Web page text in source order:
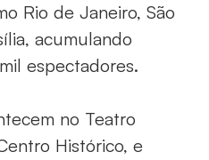
Rio de Janeiro, São
acumulando
espectadores.
no Teatro
Histórico, e